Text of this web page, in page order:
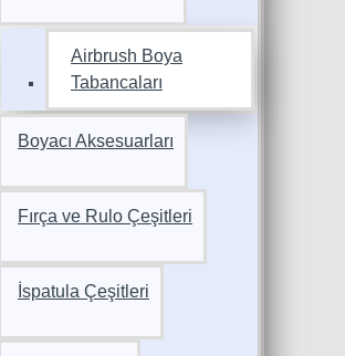
Airbrush Boya
Tabancaları
Boyacı Aksesuarları
Fırça ve Rulo Çeşitleri
İspatula Çeşitleri